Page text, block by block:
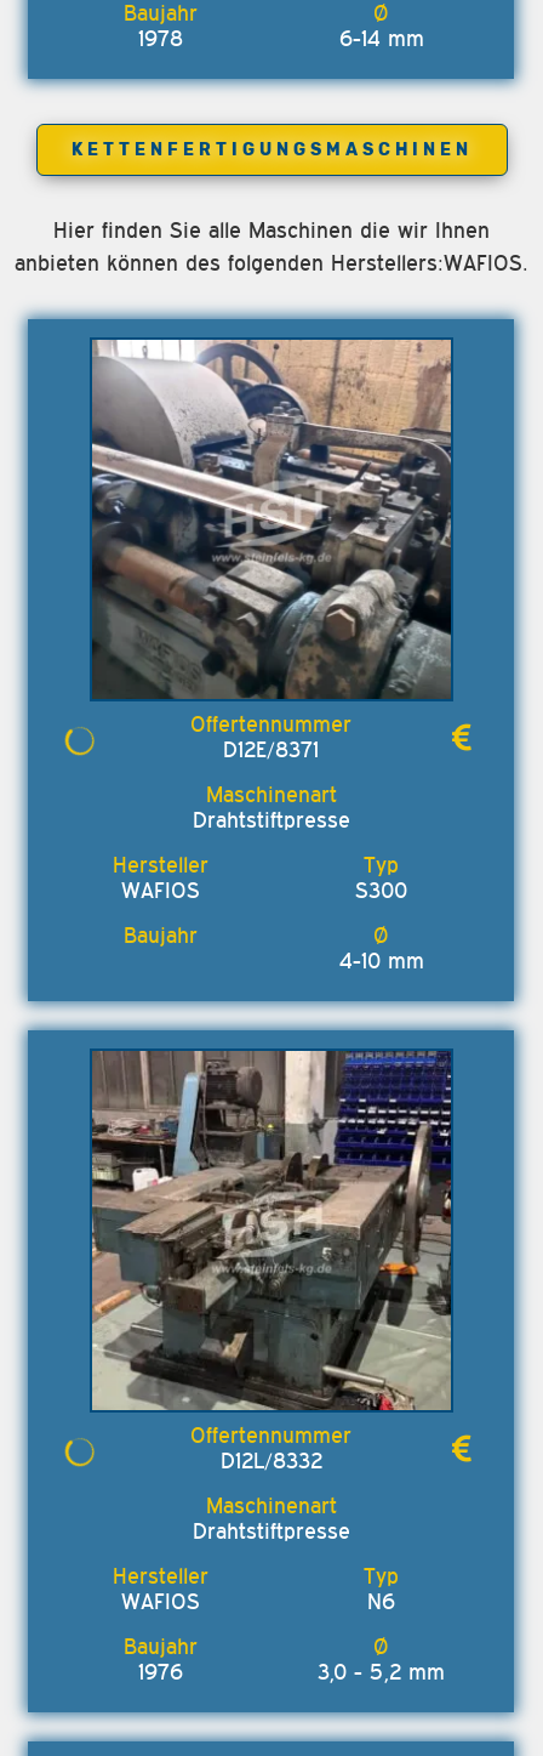
1978 6-14 mm
KETTENFERTIGUNGSMASCHINEN
Hier finden Sie alle Maschinen die wir Ihnen
anbieten können des folgenden Herstellers:WAFIOS.
D12E/8371
Drahtstiftpresse
WAFIOS S300
4-10 mm
D12L/8332
Drahtstiftpresse
WAFIOS N6
1976 3,0 - 5,2 mm